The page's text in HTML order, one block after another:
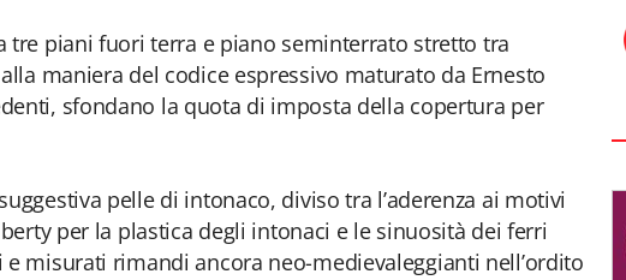
tre piani fuori terra e piano seminterrato stretto tra
maniera del codice espressivo maturato da Ernesto
sfondano la quota di imposta della copertura per
pelle di intonaco, diviso tra l’aderenza ai motivi
per la plastica degli intonaci e le sinuosità dei ferri
misurati rimandi ancora neo-medievaleggianti nell’ordito